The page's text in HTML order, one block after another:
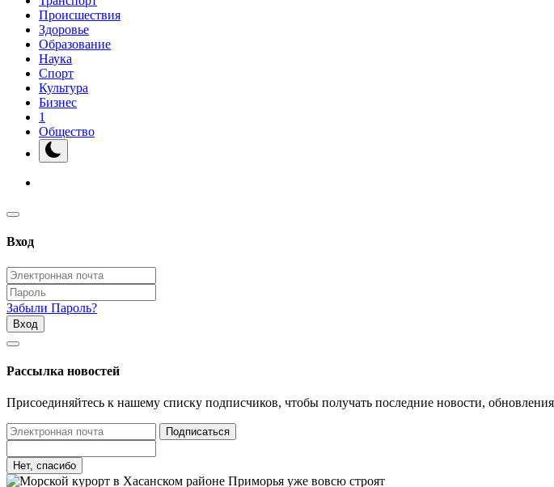
Происшествия
Здоровье
Образование
Наука
Спорт
Культура
Бизнес
1
Общество
Вход
Забыли Пароль?
Вход
Рассылка новостей
Присоединяйтесь к нашему списку подписчиков, чтобы получать последние новости,
Подписаться
Нет, спасибо